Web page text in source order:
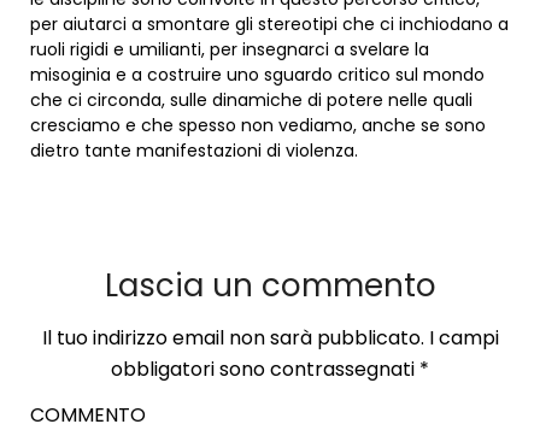
per aiutarci a smontare gli stereotipi che ci inchiodano a
ruoli rigidi e umilianti, per insegnarci a svelare la
misoginia e a costruire uno sguardo critico sul mondo
che ci circonda, sulle dinamiche di potere nelle quali
cresciamo e che spesso non vediamo, anche se sono
dietro tante manifestazioni di violenza.
Lascia un commento
Il tuo indirizzo email non sarà pubblicato. I campi
obbligatori sono contrassegnati *
COMMENTO